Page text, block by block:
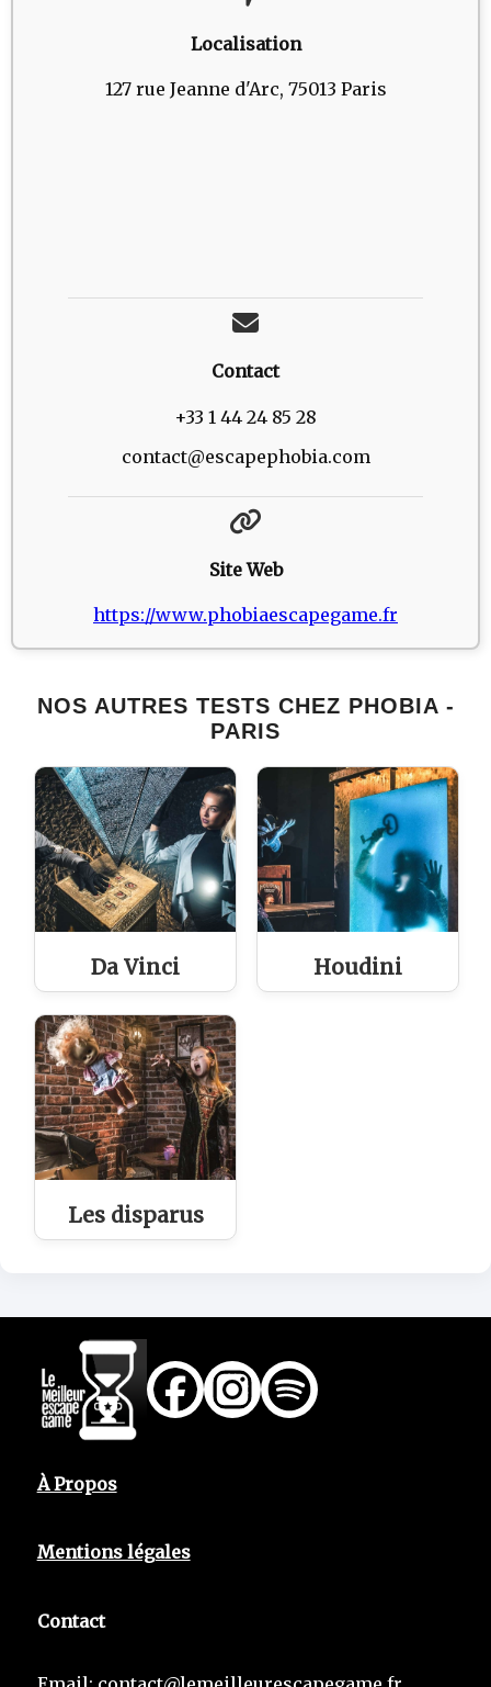
Localisation
127 rue Jeanne d'Arc, 75013 Paris
Contact
+33 1 44 24 85 28
contact@escapephobia.com
Site Web
https://www.phobiaescapegame.fr
NOS AUTRES TESTS CHEZ PHOBIA -
PARIS
Da Vinci Houdini
Les disparus
À Propos
Mentions légales
Contact